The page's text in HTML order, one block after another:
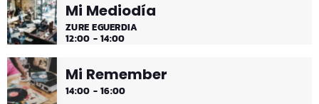
Mi Mediodía
ZURE EGUERDIA
12:00 - 14:00
Mi Remember
14:00 - 16:00